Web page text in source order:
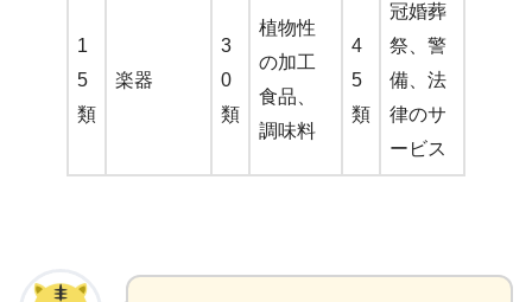
1
5
類
楽器
3
0
類
植物性
の加工
食品、
調味料
4
5
類
冠婚葬
祭、警
備、法
律のサ
ービス